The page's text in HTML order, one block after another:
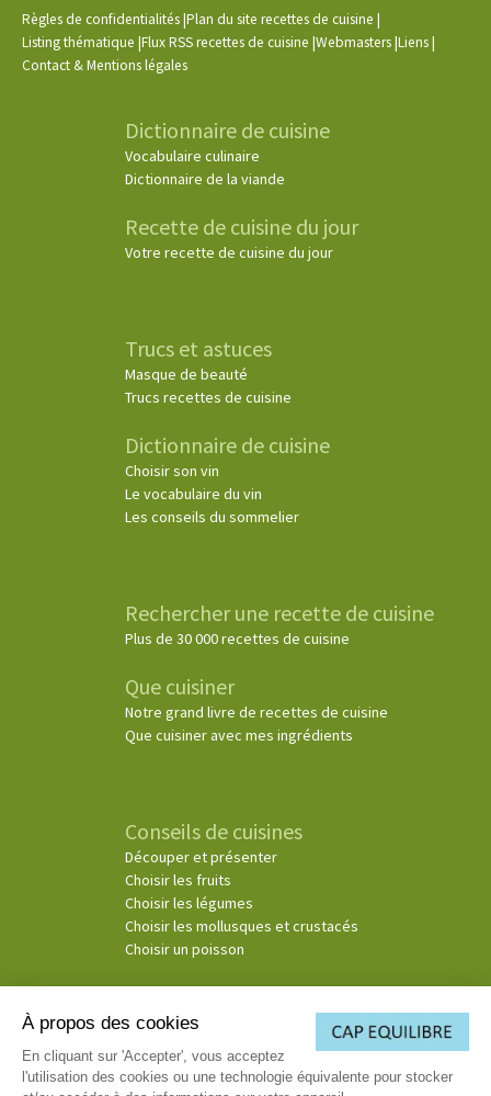
Règles de confidentialités|Plan du site recettes de cuisine |
Listing thématique |Flux RSS recettes de cuisine |Webmasters|Liens|
Contact & Mentions légales
Dictionnaire de cuisine
Vocabulaire culinaire
Dictionnaire de la viande
Recette de cuisine du jour
Votre recette de cuisine du jour
Trucs et astuces
Masque de beauté
Trucs recettes de cuisine
Dictionnaire de cuisine
Choisir son vin
Le vocabulaire du vin
Les conseils du sommelier
Rechercher une recette de cuisine
Plus de 30 000 recettes de cuisine
Que cuisiner
Notre grand livre de recettes de cuisine
Que cuisiner avec mes ingrédients
Conseils de cuisines
Découper et présenter
Choisir les fruits
Choisir les légumes
Choisir les mollusques et crustacés
Choisir un poisson
Ce consentement exprès s’applique à la société Cosmospace et les sociétés Telemaque, Pluton
À propos des cookies
En cliquant sur 'Accepter', vous acceptez
l'utilisation des cookies ou une technologie équivalente pour stocker